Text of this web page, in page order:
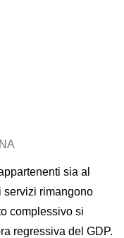
sia al
servizi rimangono
complessivo si
regressiva del GDP.